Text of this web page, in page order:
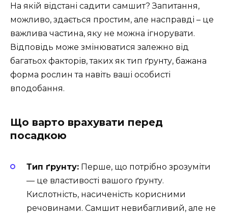
На якій відстані садити самшит? Запитання,
можливо, здається простим, але насправді – це
важлива частина, яку не можна ігнорувати.
Відповідь може змінюватися залежно від
багатьох факторів, таких як тип ґрунту, бажана
форма рослин та навіть ваші особисті
вподобання.
Що варто врахувати перед
посадкою
Тип ґрунту: Перше, що потрібно зрозуміти
— це властивості вашого ґрунту.
Кислотність, насиченість корисними
речовинами. Самшит невибагливий, але не